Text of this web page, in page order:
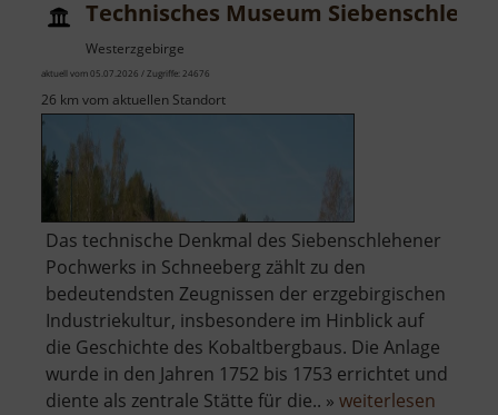
Technisches Museum
Westerzgebirge
aktuell vom 05.07.2026 / Zugriffe: 24676
26 km vom aktuellen Standort
Das technische Denkmal des Siebenschlehener
Pochwerks in Schneeberg zählt zu den
bedeutendsten Zeugnissen der erzgebirgischen
Industriekultur, insbesondere im Hinblick auf
die Geschichte des Kobaltbergbaus. Die Anlage
wurde in den Jahren 1752 bis 1753 errichtet und
diente als zentrale Stätte für die.. » weiterlesen